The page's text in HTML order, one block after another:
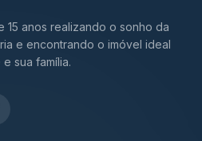
15 anos realizando o sonho da
e encontrando o imóvel ideal
sua família.